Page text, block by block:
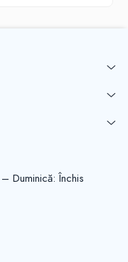
Duminică: Închis